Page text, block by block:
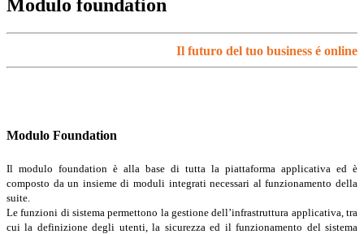
Modulo foundation
Il futuro del tuo business é online
Modulo Foundation
Il modulo foundation è alla base di tutta la piattaforma applicativa ed è
composto da un insieme di moduli integrati necessari al funzionamento della
suite.
Le funzioni di sistema permettono la gestione dell’infrastruttura applicativa, tra
cui la definizione degli utenti, la sicurezza ed il funzionamento del sistema